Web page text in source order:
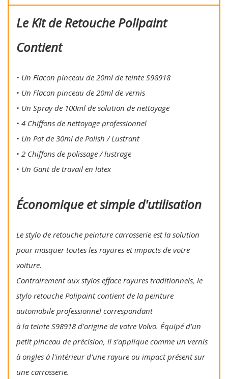
Le Kit de Retouche Polipaint
Contient
• Un Flacon pinceau de 20ml de teinte S98918
• Un Flacon pinceau de 20ml de vernis
• Un Spray de 100ml de solution de nettoyage
• 4 Chiffons de nettoyage professionnel
• Un Pot de 30ml de Polish / Lustrant
• 2 Chiffons de polissage / lustrage
• Un Gant de travail en latex
Économique et simple d'utilisation
Le stylo de retouche peinture carrosserie est la solution
pour masquer toutes les rayures et impacts de votre
voiture.
Contrairement aux stylos efface rayures traditionnels, le
stylo retouche Polipaint contient de la peinture
automobile professionnel correspondant
à la teinte S98918 d'origine de votre Volvo. Équipé d'un
petit pinceau de précision, il s'applique comme un vernis
à ongles à l'intérieur d'une rayure ou impact présent sur
une carrosserie.